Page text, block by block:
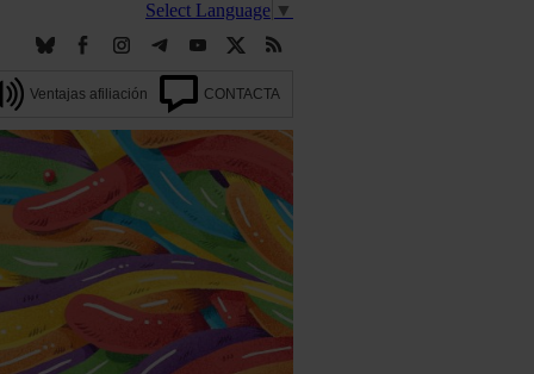
Select Language ▼
Ventajas afiliación CONTACTA